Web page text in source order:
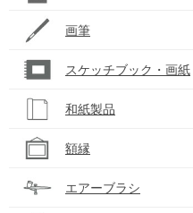
画筆
スケッチブック・画紙
和紙製品
額縁
エアーブラシ